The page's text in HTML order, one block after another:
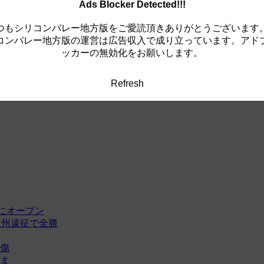
オープン
遠征で全勝
Ads Blocker Detected!!!
もシリコンバレー地方版をご愛読頂きありがとうございます
ンバレー地方版の運営は広告収入で成り立っています。アド
ッカーの無効化をお願いします。
Refresh